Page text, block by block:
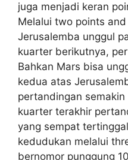
juga menjadi keran
Melalui two points
Jerusalemba unggul
kuarter berikutnya,
Bahkan Mars bisa
kedua atas
pertandingan
kuarter terakhir
yang sempat
kedudukan melalui
bernomor punggung